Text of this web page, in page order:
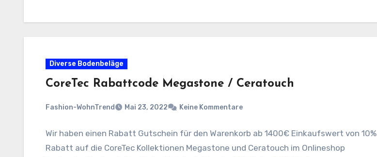
Diverse Bodenbeläge
CoreTec Rabattcode Megastone / Ceratouch
Fashion-WohnTrend Mai 23, 2022 Keine Kommentare
Wir haben einen Rabatt Gutschein für den Warenkorb ab 1400€ Einkaufswert von 10%
Rabatt auf die CoreTec Kollektionen Megastone und Ceratouch im Onlineshop